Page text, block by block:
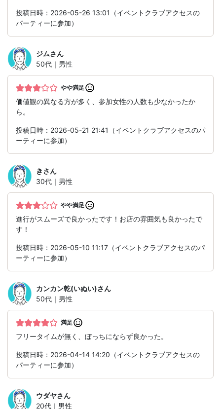
投稿日時：2026-05-26 13:01（イベントクラブアクセスの
パーティーに参加）
ジムさん
50代｜男性
やや満足
価値観の異なる方が多く、参加女性の人数も少なかったか
ら。
投稿日時：2026-05-21 21:41（イベントクラブアクセスのパ
ーティーに参加）
きさん
30代｜男性
やや満足
進行がスムーズで良かったです！お店の雰囲気も良かったで
す！
投稿日時：2026-05-10 11:17（イベントクラブアクセスのパ
ーティーに参加）
カンカン乾(いぬい)さん
50代｜男性
満足
フリータイムが無く、ぼっちにならず良かった。
投稿日時：2026-04-14 14:20（イベントクラブアクセスの
パーティーに参加）
ウダヤさん
20代｜男性